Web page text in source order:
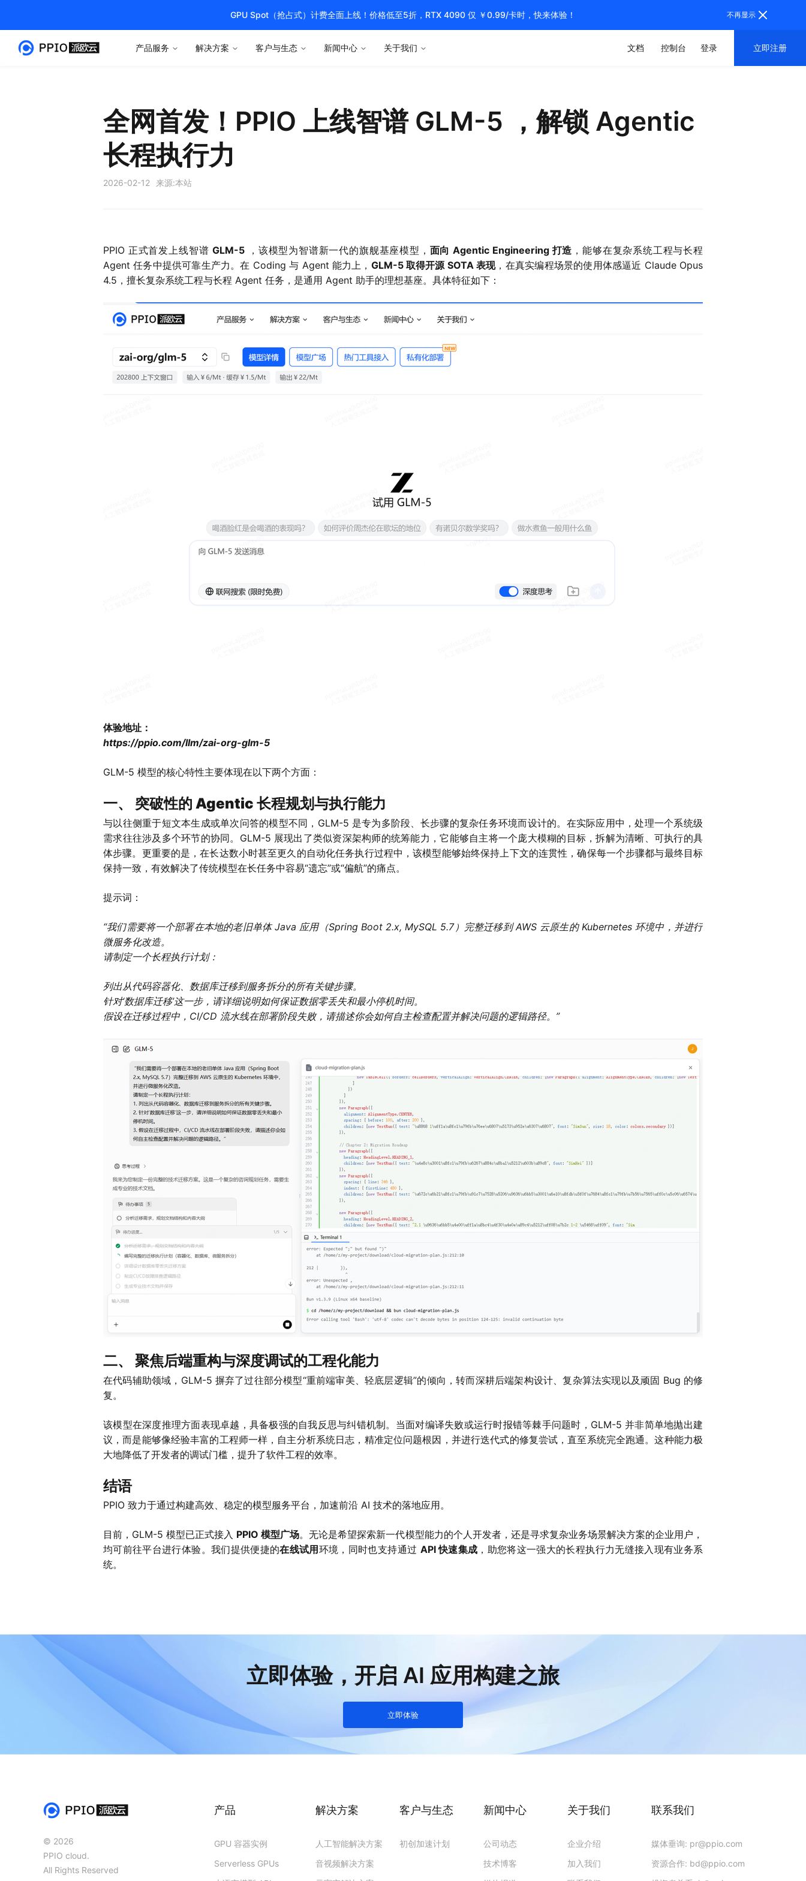
GPU Spot（抢占式）计费全面上线！价格低至5折，RTX 4090 仅 ￥0.99/卡时，快来体验！ 不再显示
产品服务 解决方案 客户与生态 新闻中心 关于我们 文档 控制台 登录 立即注册
全网首发！PPIO 上线智谱 GLM-5 ，解锁 Agentic
长程执行力
2026-02-12 来源:本站
PPIO 正式首发上线智谱GLM-5 ，该模型为智谱新一代的旗舰基座模型， 面向 Agentic Engineering 打造 ，能够在复杂系统工程与长程
Agent 任务中提供可靠生产力。在 Coding 与 Agent 能力上， GLM-5 取得开源 SOTA 表现，在真实编程场景的使用体感逼近 Claude Opus
4.5，擅长复杂系统工程与长程 Agent 任务，是通用 Agent 助手的理想基座。具体特征如下：
体验地址：
https://ppio.com/llm/zai-org-glm-5
GLM-5 模型的核心特性主要体现在以下两个方面：
一、 突破性的 Agentic 长程规划与执行能力
与以往侧重于短文本生成或单次问答的模型不同，GLM-5 是专为多阶段、长步骤的复杂任务环境而设计的。在实际应用中，处理一个系统级
需求往往涉及多个环节的协同。GLM-5 展现出了类似资深架构师的统筹能力，它能够自主将一个庞大模糊的目标，拆解为清晰、可执行的具
体步骤。更重要的是，在长达数小时甚至更久的自动化任务执行过程中，该模型能够始终保持上下文的连贯性，确保每一个步骤都与最终目标
保持一致，有效解决了传统模型在长任务中容易“遗忘”或“偏航”的痛点。
提示词：
“我们需要将一个部署在本地的老旧单体 Java 应用（Spring Boot 2.x, MySQL 5.7）完整迁移到 AWS 云原生的 Kubernetes 环境中，并进行
微服务化改造。
请制定一个长程执行计划：
列出从代码容器化、数据库迁移到服务拆分的所有关键步骤。
针对‘数据库迁移’这一步，请详细说明如何保证数据零丢失和最小停机时间。
假设在迁移过程中，CI/CD 流水线在部署阶段失败，请描述你会如何自主检查配置并解决问题的逻辑路径。”
二、 聚焦后端重构与深度调试的工程化能力
在代码辅助领域，GLM-5 摒弃了过往部分模型“重前端审美、轻底层逻辑”的倾向，转而深耕后端架构设计、复杂算法实现以及顽固 Bug 的修
复。
该模型在深度推理方面表现卓越，具备极强的自我反思与纠错机制。当面对编译失败或运行时报错等棘手问题时，GLM-5 并非简单地抛出建
议，而是能够像经验丰富的工程师一样，自主分析系统日志，精准定位问题根因，并进行迭代式的修复尝试，直至系统完全跑通。这种能力极
大地降低了开发者的调试门槛，提升了软件工程的效率。
结语
PPIO 致力于通过构建高效、稳定的模型服务平台，加速前沿 AI 技术的落地应用。
目前，GLM-5 模型已正式接入 PPIO 模型广场。无论是希望探索新一代模型能力的个人开发者，还是寻求复杂业务场景解决方案的企业用户，
均可前往平台进行体验。我们提供便捷的在线试用 环境，同时也支持通过 API 快速集成 ，助您将这一强大的长程执行力无缝接入现有业务系
统。
立即体验，开启 AI 应用构建之旅
立即体验
© 2026
PPIO cloud.
All Rights Reserved
产品
GPU 容器实例
Serverless GPUs
解决方案
人工智能解决方案
音视频解决方案
客户与生态
初创加速计划
新闻中心
公司动态
技术博客
关于我们
企业介绍
加入我们
联系我们
媒体垂询: pr@ppio.com
资源合作: bd@ppio.com